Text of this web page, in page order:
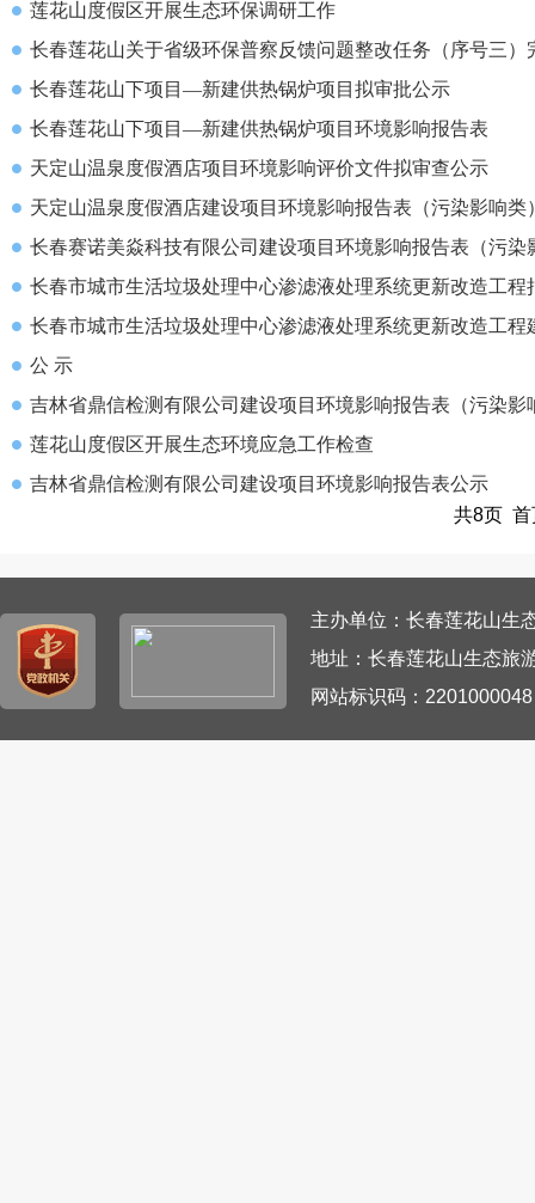
莲花山度假区开展生态环保调研工作
长春莲花山关于省级环保普察反馈问题整改任务（序号三）
长春莲花山下项目—新建供热锅炉项目拟审批公示
长春莲花山下项目—新建供热锅炉项目环境影响报告表
天定山温泉度假酒店项目环境影响评价文件拟审查公示
天定山温泉度假酒店建设项目环境影响报告表（污染影响类
长春赛诺美焱科技有限公司建设项目环境影响报告表（污染
长春市城市生活垃圾处理中心渗滤液处理系统更新改造工程
长春市城市生活垃圾处理中心渗滤液处理系统更新改造工
公 示
吉林省鼎信检测有限公司建设项目环境影响报告表（污染影
莲花山度假区开展生态环境应急工作检查
吉林省鼎信检测有限公司建设项目环境影响报告表公示
共8页
主办单位：长春莲花山生
地址：长春莲花山生态旅
网站标识码：